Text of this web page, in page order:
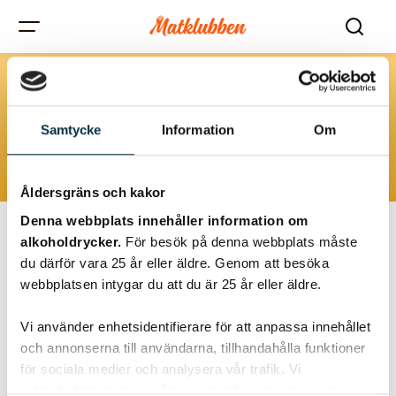
Samtycke Information Om
Åldersgräns och kakor
Denna webbplats innehåller information om
alkoholdrycker. För besök på denna webbplats måste
du därför vara 25 år eller äldre. Genom att besöka
webbplatsen intygar du att du är 25 år eller äldre.
Vi använder enhetsidentifierare för att anpassa innehållet
och annonserna till användarna, tillhandahålla funktioner
för sociala medier och analysera vår trafik. Vi
kräftost